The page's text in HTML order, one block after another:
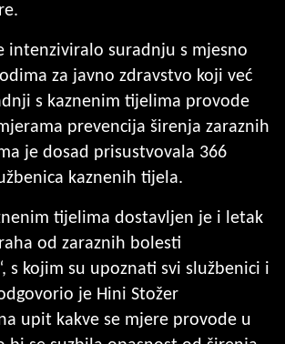
intenziviralo suradnju s mjesno
za javno zdravstvo koji već
s kaznenim tijelima provode
prevencija širenja zaraznih
je dosad prisustvovala 366
kaznenih tijela.
tijelima dostavljen je i letak
od zaraznih bolesti
s kojim su upoznati svi službenici i
je Hini Stožer
upit kakve se mjere provode u